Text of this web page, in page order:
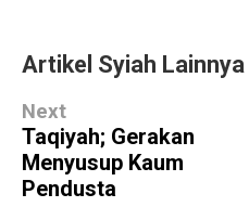
Artikel Syiah Lainnya
Next
Taqiyah; Gerakan
Menyusup Kaum
Pendusta